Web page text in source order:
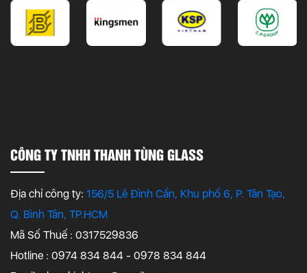
CÔNG TY TNHH THANH TÙNG GLASS
Địa chỉ công ty: 156/5 Lê Đình Cẩn, Khu phố 6, P. Tân Tạo,
Q. Bình Tân, TP.HCM
Mã Số Thuế : 0317529836
Hotline : 0974 834 844 - 0978 834 844